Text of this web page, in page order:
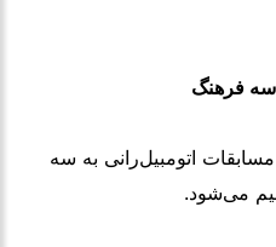
فرهنگ
اتومبیل‌رانی به سه
می‌شود.